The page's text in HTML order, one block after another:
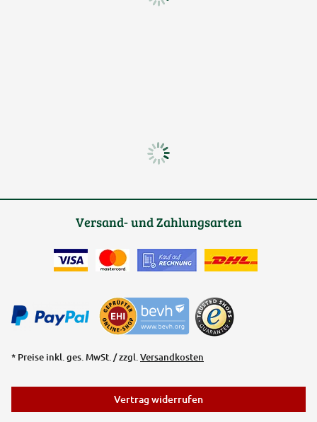
Versand- und Zahlungsarten
* Preise inkl. ges. MwSt. / zzgl. Versandkosten
Vertrag widerrufen